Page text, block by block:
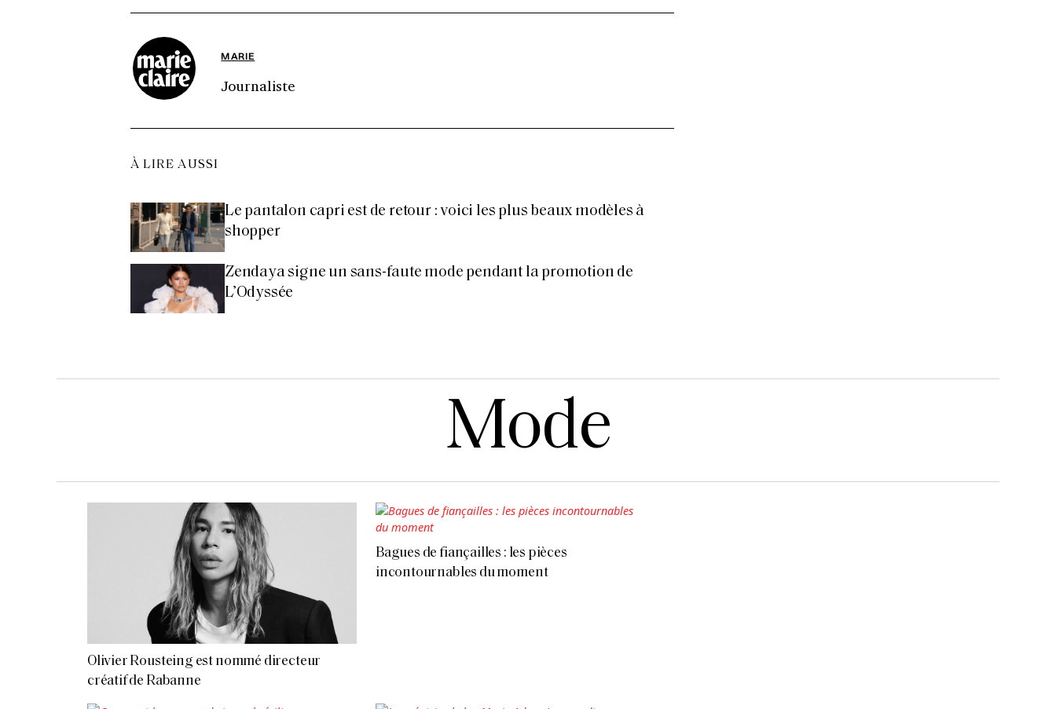
MARIE
Journaliste
À LIRE AUSSI
Le pantalon capri est de retour : voici les plus beaux modèles à
shopper
Zendaya signe un sans-faute mode pendant la promotion de
L’Odyssée
Mode
Olivier Rousteing est nommé directeur
créatif de Rabanne
Bagues de fiançailles : les pièces
incontournables du moment